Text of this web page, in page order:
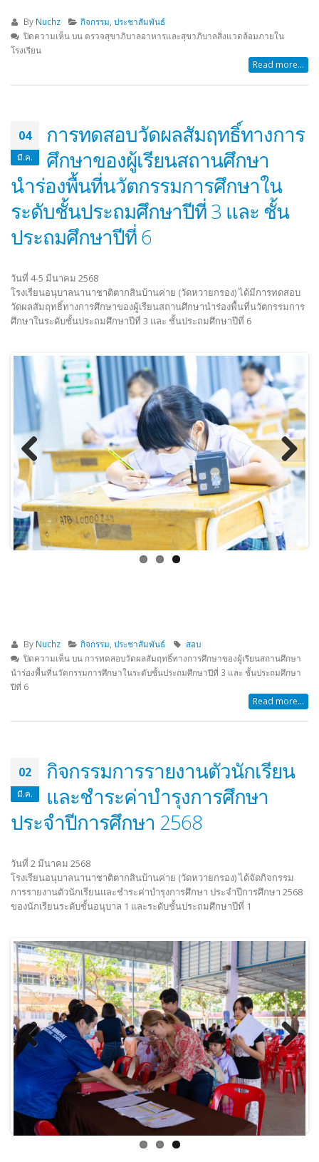
By Nuchz กิจกรรม ,ประชาสัมพันธ์
ปิดความเห็นบน ตรวจสุขาภิบาลอาหารและสุขาภิบาลสิ่งแวดล้อมภายใน
โรงเรียน
Read more...
04
มี.ค.
การทดสอบวัดผลสัมฤทธิ์ทางการ
ศึกษาของผู้เรียนสถานศึกษา
นำร่องพื้นที่นวัตกรรมการศึกษาใน
ระดับชั้นประถมศึกษาปีที่ 3 และ ชั้น
ประถมศึกษาปีที่ 6
วันที่ 4-5 มีนาคม 2568
โรงเรียนอนุบาลนานาชาติตากสินบ้านค่าย (วัดหวายกรอง) ได้มีการทดสอบ
วัดผลสัมฤทธิ์ทางการศึกษาของผู้เรียนสถานศึกษานำร่องพื้นที่นวัตกรรมการ
ศึกษาในระดับชั้นประถมศึกษาปีที่ 3 และ ชั้นประถมศึกษาปีที่ 6
Previous Next
By Nuchz กิจกรรม ,ประชาสัมพันธ์
สอบ
ปิดความเห็นบน การทดสอบวัดผลสัมฤทธิ์ทางการศึกษาของผู้เรียนสถานศึกษา
นำร่องพื้นที่นวัตกรรมการศึกษาในระดับชั้นประถมศึกษาปีที่ 3 และ ชั้นประถมศึกษา
ปีที่ 6
Read more...
02
มี.ค.
กิจกรรมการรายงานตัวนักเรียน
และชำระค่าบำรุงการศึกษา
ประจำปีการศึกษา 2568
วันที่ 2 มีนาคม 2568
โรงเรียนอนุบาลนานาชาติตากสินบ้านค่าย (วัดหวายกรอง) ได้จัดกิจกรรม
การรายงานตัวนักเรียนและชำระค่าบำรุงการศึกษา ประจำปีการศึกษา 2568
ของนักเรียนระดับชั้นอนุบาล 1 และระดับชั้นประถมศึกษาปีที่ 1
Previous Next
เรื่อง ประกาศผู้ชนะการเสนอราคา
ประกวดราคาจ้างก่อสร้างโครงการ
ปรับปรุงอาคารอเนกประสงค์ (โดมแดง)
ประกาศองค์การบริหารส่วนจังหวัดระยอง
เรื่อง ประกวดราคาจ้างก่อสร้างโครงการ
ปรับปรุงอาคารอเนกประสงค์ (โดมแดง)
ภายในพื้นที่โรงเรียนฯ
10/07/2026
ร่าง ประกาศ องค์การบริหารส่วนจังหวัด
ระยอง เรื่อง ประกวดราคาจ้างก่อสร้าง
06/06/2026
ศึกษา ค่าหนังสือเรียน ด้วยวิธีป
ภาษาจีนและภาษาอังกฤษ ด้วย
ราคาอิเล็กทรอนิกส์ (e-bidding)
10/04/2026
ประกาศ เรื่อง ประกวดราคาซื้
จัดซื้อหนังสือเรียนฉบับภาษาจี
ภาษาอังกฤษ ด้วยวิธีประกวดร